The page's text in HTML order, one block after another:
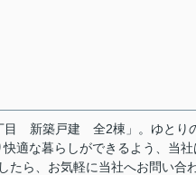
目 新築戸建 全2棟」。ゆとり
適な暮らしができるよう、当社
たら、お気軽に当社へお問い合